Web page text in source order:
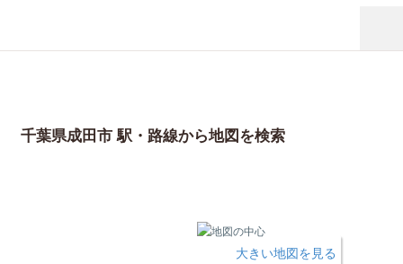
千葉県成田市 駅・路線から地図を検索
大きい地図を見る